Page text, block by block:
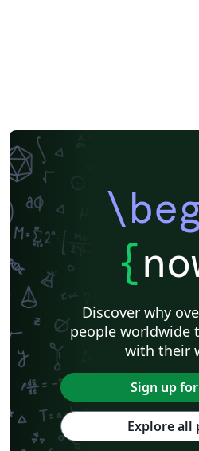
{
Discover why
people worldwide
with their
Sign up
Explore all